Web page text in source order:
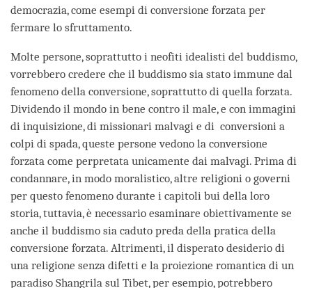
democrazia, come esempi di conversione forzata per
fermare lo sfruttamento.
Molte persone, soprattutto i neofiti idealisti del buddismo,
vorrebbero credere che il buddismo sia stato immune dal
fenomeno della conversione, soprattutto di quella forzata.
Dividendo il mondo in bene contro il male, e con immagini
di inquisizione, di missionari malvagi e di conversioni a
colpi di spada, queste persone vedono la conversione
forzata come perpretata unicamente dai malvagi. Prima di
condannare, in modo moralistico, altre religioni o governi
per questo fenomeno durante i capitoli bui della loro
storia, tuttavia, è necessario esaminare obiettivamente se
anche il buddismo sia caduto preda della pratica della
conversione forzata. Altrimenti, il disperato desiderio di
una religione senza difetti e la proiezione romantica di un
paradiso Shangrila sul Tibet, per esempio, potrebbero